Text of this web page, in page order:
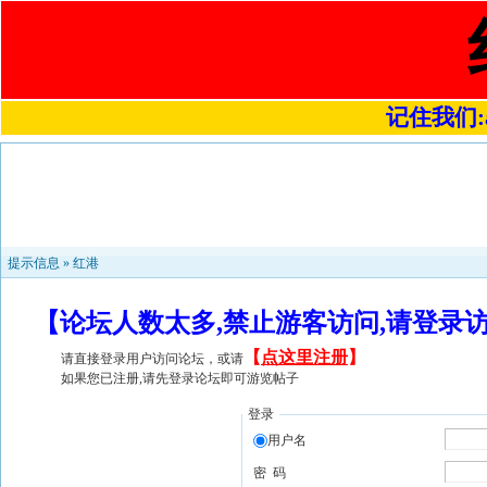
记住我们
提示信息 » 红港
【论坛人数太多,禁止游客访问,请登
请直接登录用户访问论坛，或请 【 点这里注册】
如果您已注册,请先登录论坛即可游览帖子
登录
用户名
密 码